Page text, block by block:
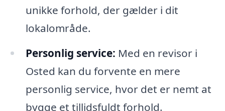
unikke forhold, der gælder i dit
lokalområde.
Personlig service: Med en revisor i
Osted kan du forvente en mere
personlig service, hvor det er nemt at
bygge et tillidsfuldt forhold.